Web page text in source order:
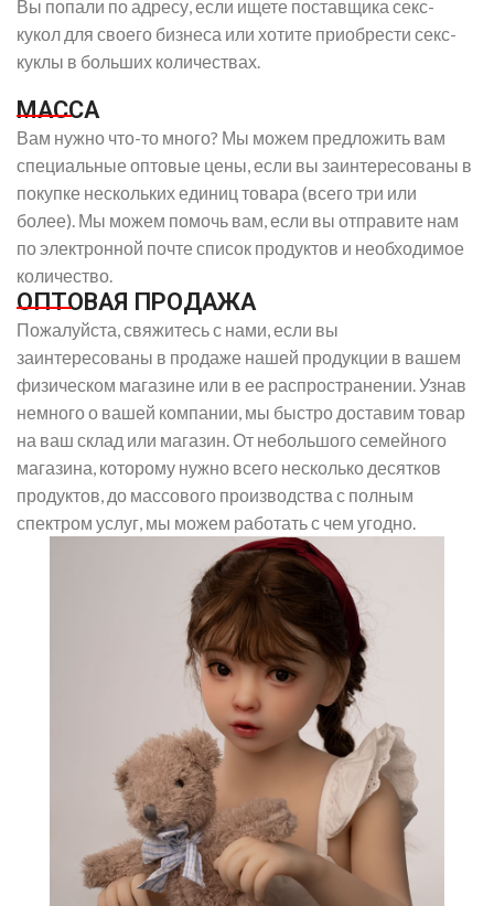
Вы попали по адресу, если ищете поставщика секс-
кукол для своего бизнеса или хотите приобрести секс-
куклы в больших количествах.
МАССА
Вам нужно что-то много? Мы можем предложить вам
специальные оптовые цены, если вы заинтересованы в
покупке нескольких единиц товара (всего три или
более). Мы можем помочь вам, если вы отправите нам
по электронной почте список продуктов и необходимое
количество.
ОПТОВАЯ ПРОДАЖА​
Пожалуйста, свяжитесь с нами, если вы
заинтересованы в продаже нашей продукции в вашем
физическом магазине или в ее распространении. Узнав
немного о вашей компании, мы быстро доставим товар
на ваш склад или магазин. От небольшого семейного
магазина, которому нужно всего несколько десятков
продуктов, до массового производства с полным
спектром услуг, мы можем работать с чем угодно.